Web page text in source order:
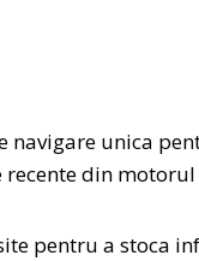
unica
din motorul
pentru a stoca